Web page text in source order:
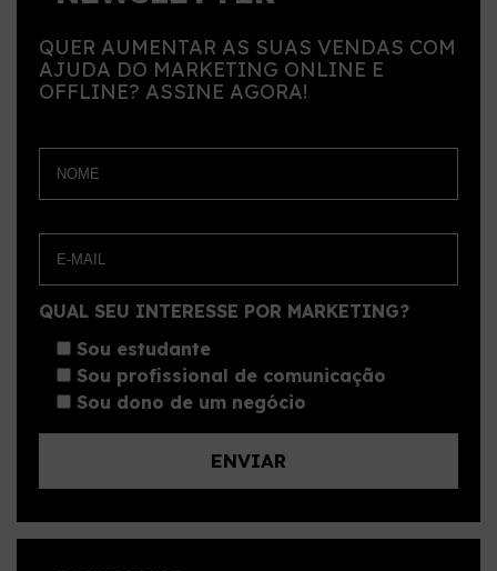
QUER AUMENTAR AS SUAS VENDAS COM
AJUDA DO MARKETING ONLINE E
OFFLINE? ASSINE AGORA!
QUAL SEU INTERESSE POR MARKETING?
Sou estudante
Sou profissional de comunicação
Sou dono de um negócio